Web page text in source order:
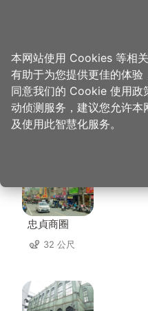
首页 > 想去的地方 > 美食、购物
忠贞甩饼
忠貞商圈
32 公尺
本网站使用 Cookies 等相
有助于为您提供更佳的体
同意我们的 Cookie 使用政
动侦测服务，建议您允许
及使用此智慧化服务。